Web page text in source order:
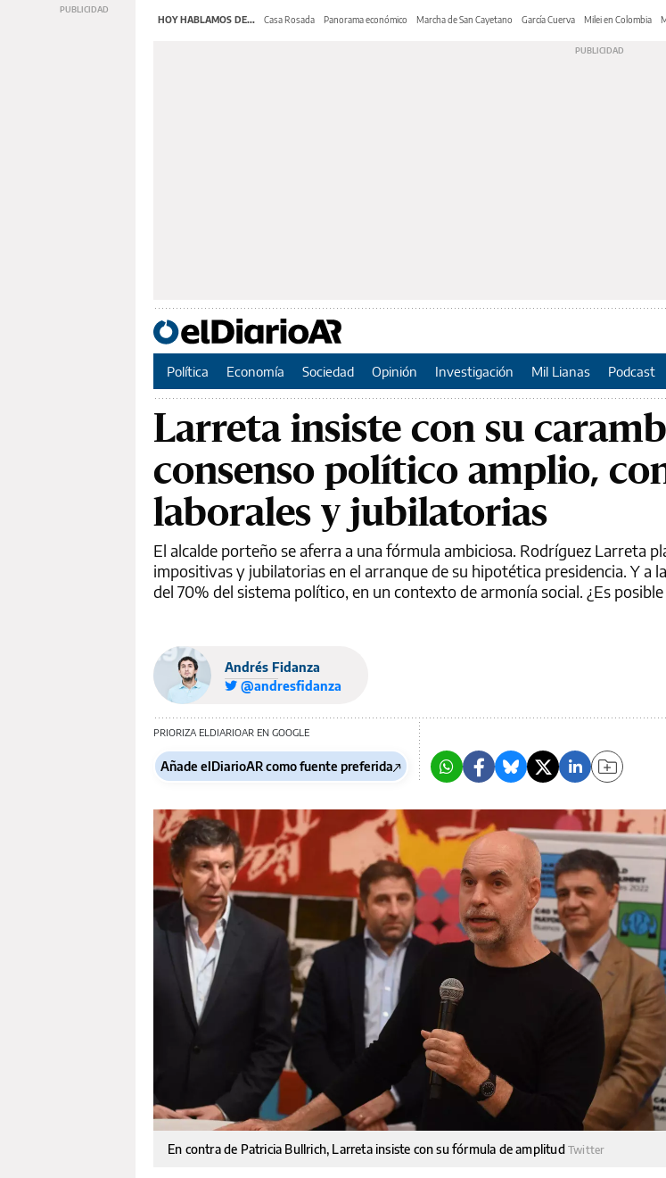
HOY HABLAMOS DE... Casa Rosada Panorama económico Marcha de San Cayetano García Cuerva Milei en Colombia
Política Economía Sociedad Opinión Investigación Mil Lianas Podcast
Larreta insiste con su
consenso político amplio,
laborales y jubilatorias
El alcalde porteño se aferra a una fórmula ambiciosa. Rodríguez Larreta
impositivas y jubilatorias en el arranque de su hipotética presidencia. Y a
del 70% del sistema político, en un contexto de armonía social. ¿Es
Andrés Fidanza
@andresfidanza
PRIORIZA ELDIARIOAR EN GOOGLE
Añade elDiarioAR como fuente preferida
En contra de Patricia Bullrich, Larreta insiste con su fórmula de amplitud Twitter